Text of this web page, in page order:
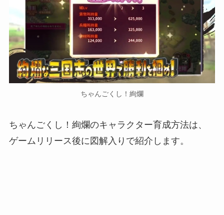
ちゃんごくし！絢爛
ちゃんごくし！絢爛のキャラクター育成方法は、
ゲームリリース後に図解入りで紹介します。